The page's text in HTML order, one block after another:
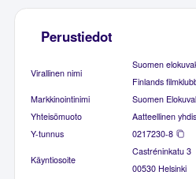
Perustiedot
Virallinen nimi
Suomen
Finlands
Markkinointinimi
Suomen
Yhteisömuoto
Aatteellinen
Y-tunnus
0217230-8
Käyntiosoite
Castréninkatu 3
00530 Helsinki